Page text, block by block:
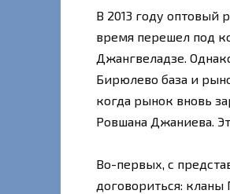
В 2013 году оптовый
время перешел под
Джангвеладзе.
Бирюлево база и
когда рынок вновь
Ровшана Джаниева.
Во-первых, с
договориться: